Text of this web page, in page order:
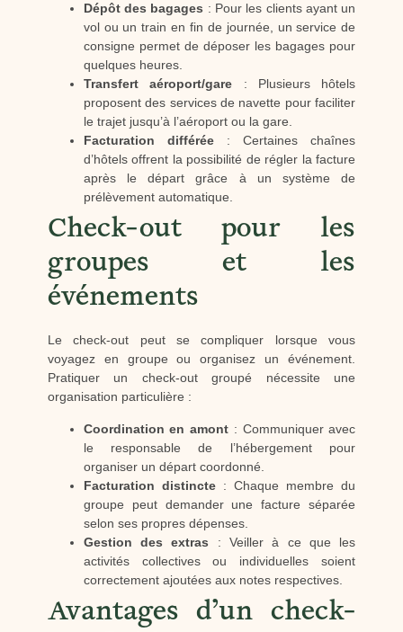
Dépôt des bagages : Pour les clients ayant un
vol ou un train en fin de journée, un service de
consigne permet de déposer les bagages pour
quelques heures.
Transfert aéroport/gare : Plusieurs hôtels
proposent des services de navette pour faciliter
le trajet jusqu’à l’aéroport ou la gare.
Facturation différée: Certaines chaînes
d’hôtels offrent la possibilité de régler la facture
après le départ grâce à un système de
prélèvement automatique.
Check-out pour les
groupes et les
événements
Le check-out peut se compliquer lorsque vous
voyagez en groupe ou organisez un événement.
Pratiquer un check-out groupé nécessite une
organisation particulière :
Coordination en amont : Communiquer avec
le responsable de l’hébergement pour
organiser un départ coordonné.
Facturation distincte: Chaque membre du
groupe peut demander une facture séparée
selon ses propres dépenses.
Gestion des extras : Veiller à ce que les
activités collectives ou individuelles soient
correctement ajoutées aux notes respectives.
Avantages d’un check-